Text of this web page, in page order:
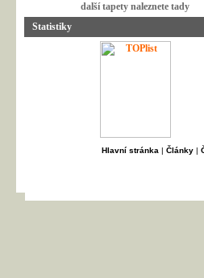
další tapety naleznete tady
Statistiky
Hlavní stránka | Články|